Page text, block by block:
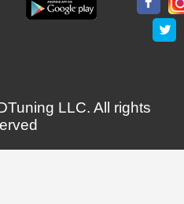
LLC. All rights